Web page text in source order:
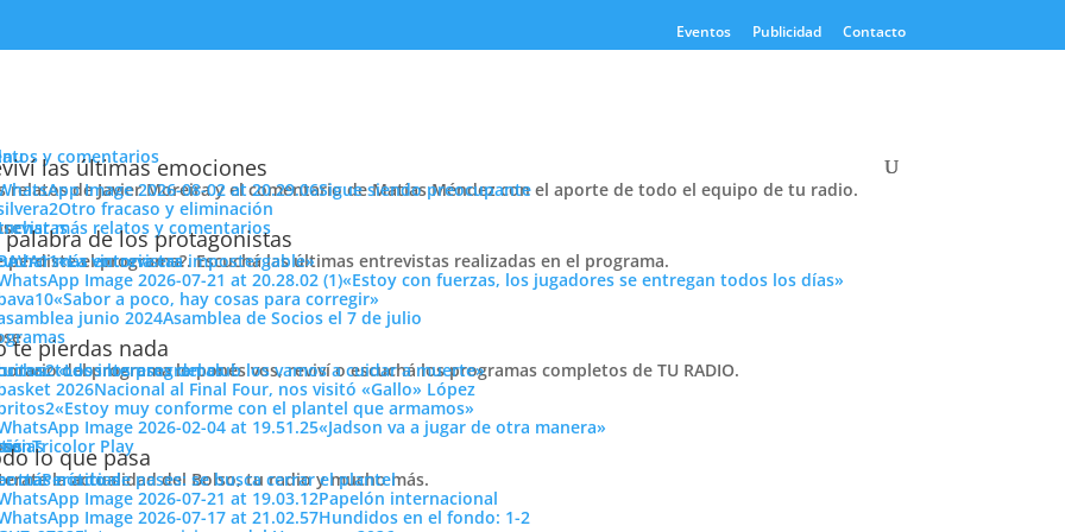
Eventos Publicidad Contacto
y comentarios
las últimas emociones
relatos de Javier Moreira y el comentario de Matías Méndez con el aporte de todo el equipo de tu radio.
Sigue siendo preocupante
Otro fracaso y eliminación
más relatos y comentarios
palabra de los protagonistas
perdiste el programa?. Escuchá las últimas entrevistas realizadas en el programa.
más entrevistas
«La victoria era impostergable»
«Estoy con fuerzas, los jugadores se entregan todos los días»
«Sabor a poco, hay cosas para corregir»
Asamblea de Socios el 7 de julio
te pierdas nada
del programa lo ponés vos, reviví o escuchá los programas completos de TU RADIO.
todos los programas
«Los intereses del club los vamos a cuidar a muerte»
Nacional al Final Four, nos visitó «Gallo» López
«Estoy muy conforme con el plantel que armamos»
«Jadson va a jugar de otra manera»
Play
lo que pasa
la actualidad del Bolso, tu radio y mucho más.
más noticias
Período de pases: se busca cerrar el plantel
Papelón internacional
Hundidos en el fondo: 1-2
entrar en la de ellos, fútbol y fútbol.
Tricolor
Tweets by PasionTricolor1